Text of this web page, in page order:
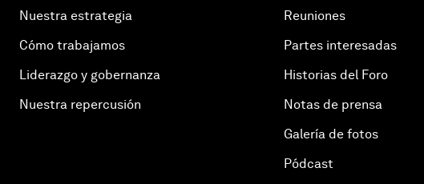
Nuestra estrategia
Cómo trabajamos
Liderazgo y gobernanza
Nuestra repercusión
Reuniones
Partes interesadas
Historias del Foro
Notas de prensa
Galería de fotos
Pódcast